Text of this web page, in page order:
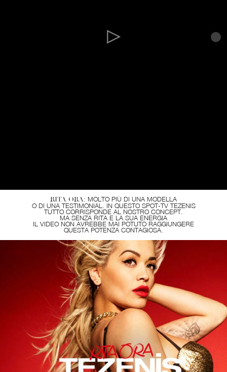
RITA ORA: MOLTO PIÙ DI UNA MODELLA
O DI UNA TESTIMONIAL. IN QUESTO SPOT-TV TEZENIS
TUTTO CORRISPONDE AL NOSTRO CONCEPT.
MA SENZA RITA E LA SUA ENERGIA
IL VIDEO NON AVREBBE MAI POTUTO RAGGIUNGERE
QUESTA POTENZA CONTAGIOSA.